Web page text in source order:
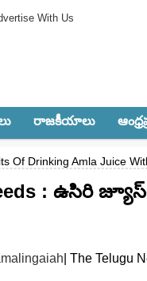
With Us
రాజ‌కీయాలు
Of Drinking Amla Juice
: ఉసిరి
| The Telugu